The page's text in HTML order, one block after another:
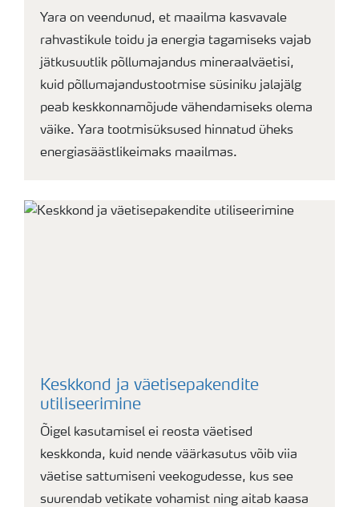
Yara on veendunud, et maailma kasvavale
rahvastikule toidu ja energia tagamiseks vajab
jätkusuutlik põllumajandus mineraalväetisi,
kuid põllumajandustootmise süsiniku jalajälg
peab keskkonnamõjude vähendamiseks olema
väike. Yara tootmisüksused hinnatud üheks
energiasäästlikeimaks maailmas.
Keskkond ja väetisepakendite
utiliseerimine
Õigel kasutamisel ei reosta väetised
keskkonda, kuid nende väärkasutus võib viia
väetise sattumiseni veekogudesse, kus see
suurendab vetikate vohamist ning aitab kaasa